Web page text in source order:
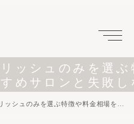
ッシュのみを選
めサロンと失敗